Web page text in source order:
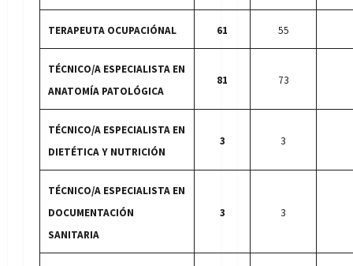
TERAPEUTA OCUPACIÓNAL 61 55
TÉCNICO/A ESPECIALISTA EN
ANATOMÍA PATOLÓGICA
81 73
TÉCNICO/A ESPECIALISTA EN
DIETÉTICA Y NUTRICIÓN
3 3
TÉCNICO/A ESPECIALISTA EN
DOCUMENTACIÓN
SANITARIA
3 3